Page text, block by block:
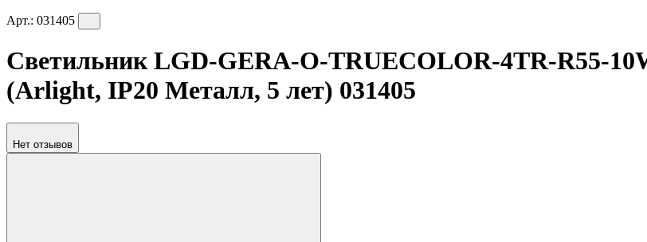
Арт.: 031405
Светильник LGD-GERA-O-TRUECOLOR-4TR-R55-
(Arlight, IP20 Металл, 5 лет) 031405
Нет отзывов